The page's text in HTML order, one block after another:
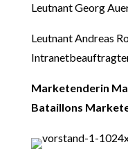
Leutnant Georg
Leutnant Andreas
Marketenderin
Bataillons